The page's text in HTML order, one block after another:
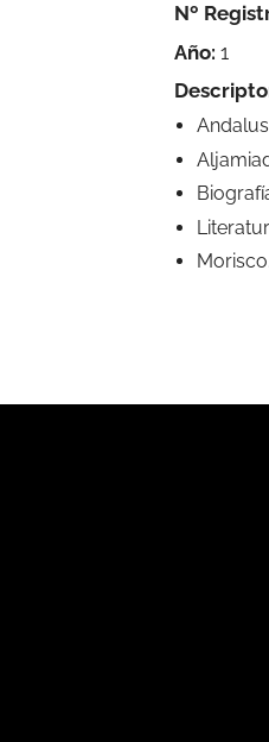
Nº
Año: 1